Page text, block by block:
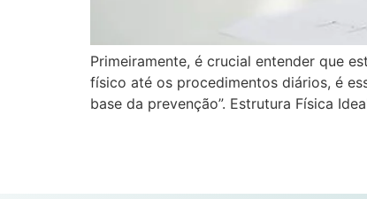
Primeiramente, é crucial entender que
físico até os procedimentos diários, é
base da prevenção”. Estrutura Física